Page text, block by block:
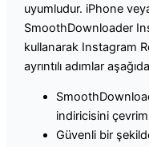
uyumludur. iPhone
SmoothDownloader
kullanarak Instagram
ayrıntılı adımlar
indiricisini
Güvenli bir